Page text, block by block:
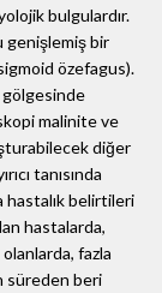
bulgulardır.
genişlemiş bir
özefagus).
gölgesinde
malinite ve
diğer
tanısında
hastalık belirtileri
hastalarda,
fazla
süreden beri